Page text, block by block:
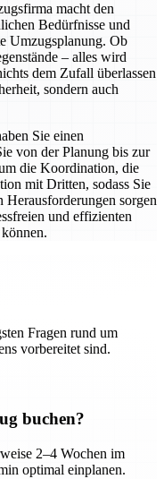
macht den
Bedürfnisse und
Umzugsplanung. Ob
– alles wird
dem Zufall überlassen
sondern auch
Sie einen
von der Planung bis zur
die Koordination, die
mit Dritten, sodass Sie
Herausforderungen sorgen
und effizienten
Fragen rund um
vorbereitet sind.
buchen?
2–4 Wochen im
optimal einplanen.